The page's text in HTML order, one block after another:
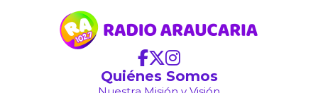
Quiénes Somos